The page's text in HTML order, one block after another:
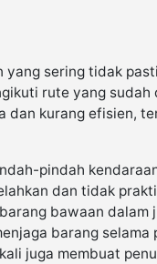
sering tidak
rute yang
dan kurang efisien,
pindah
dan tidak
bawaan dalam
barang selama
juga membuat